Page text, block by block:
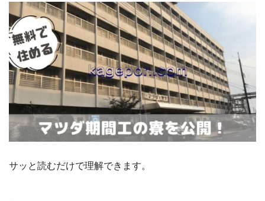
サッと読むだけで理解できます。